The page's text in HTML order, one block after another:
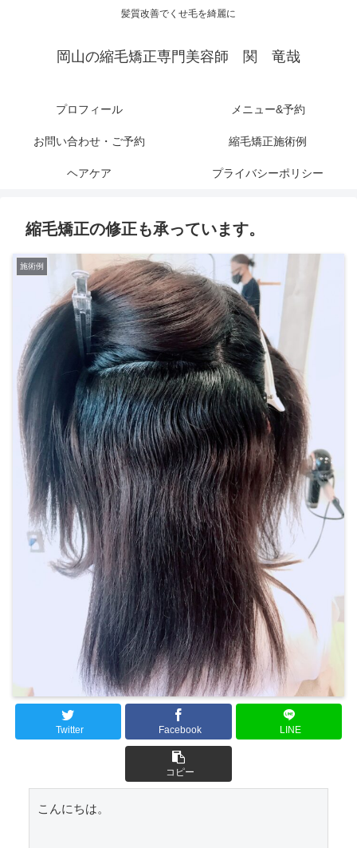
髪質改善でくせ毛を綺麗に
岡山の縮毛矯正専門美容師 関 竜哉
プロフィール メニュー&予約
お問い合わせ・ご予約 縮毛矯正施術例
ヘアケア プライバシーポリシー
縮毛矯正の修正も承っています。
施術例
Twitter Facebook LINE
コピー
こんにちは。